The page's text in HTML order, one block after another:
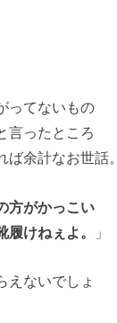
ってないもの
言ったところ
余計なお世話。
方がかっこい
けねぇよ。
」
えないでしょ